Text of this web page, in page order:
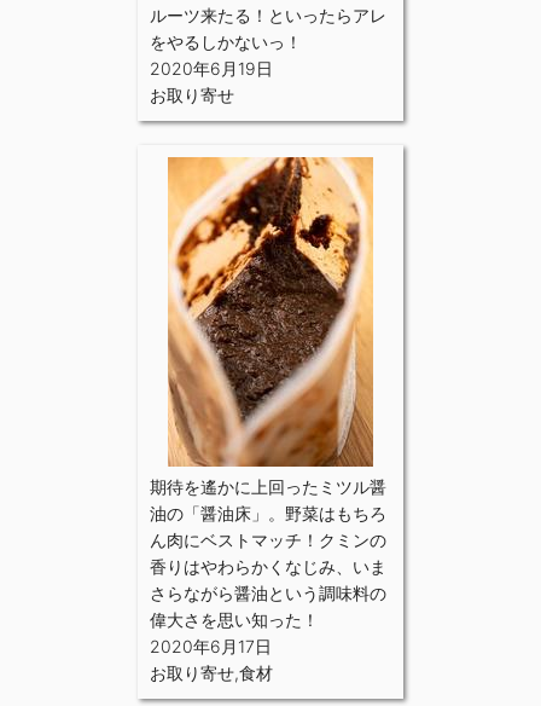
ルーツ来たる！といったらアレ
をやるしかないっ！
2020年6月19日
お取り寄せ
期待を遙かに上回ったミツル醤
油の「醤油床」。野菜はもちろ
ん肉にベストマッチ！クミンの
香りはやわらかくなじみ、いま
さらながら醤油という調味料の
偉大さを思い知った！
2020年6月17日
お取り寄せ,食材